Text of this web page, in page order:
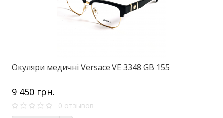
Окуляри медичні Versace VE 3348 GB 155
9 450 грн.
0 отзывов